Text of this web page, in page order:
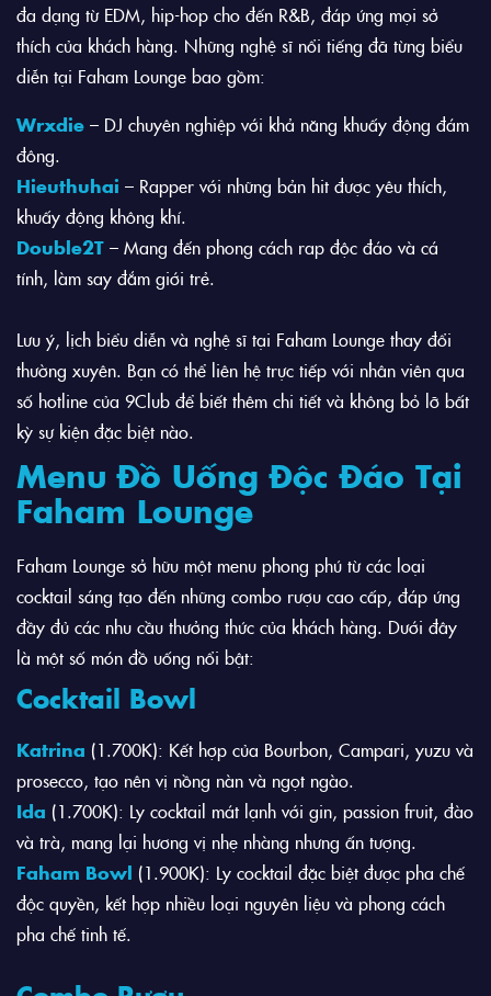
đa dạng từ EDM, hip-hop cho đến R&B, đáp ứng mọi sở
thích của khách hàng. Những nghệ sĩ nổi tiếng đã từng biểu
diễn tại Faham Lounge bao gồm:
Wrxdie – DJ chuyên nghiệp với khả năng khuấy động đám
đông.
Hieuthuhai – Rapper với những bản hit được yêu thích,
khuấy động không khí.
Double2T – Mang đến phong cách rap độc đáo và cá
tính, làm say đắm giới trẻ.
Lưu ý, lịch biểu diễn và nghệ sĩ tại Faham Lounge thay đổi
thường xuyên. Bạn có thể liên hệ trực tiếp với nhân viên qua
số hotline của 9Club để biết thêm chi tiết và không bỏ lỡ bất
kỳ sự kiện đặc biệt nào.
Menu Đồ Uống Độc Đáo Tại
Faham Lounge
Faham Lounge sở hữu một menu phong phú từ các loại
cocktail sáng tạo đến những combo rượu cao cấp, đáp ứng
đầy đủ các nhu cầu thưởng thức của khách hàng. Dưới đây
là một số món đồ uống nổi bật:
Cocktail Bowl
Katrina (1.700K): Kết hợp của Bourbon, Campari, yuzu và
prosecco, tạo nên vị nồng nàn và ngọt ngào.
Ida (1.700K): Ly cocktail mát lạnh với gin, passion fruit, đào
và trà, mang lại hương vị nhẹ nhàng nhưng ấn tượng.
Faham Bowl (1.900K): Ly cocktail đặc biệt được pha chế
độc quyền, kết hợp nhiều loại nguyên liệu và phong cách
pha chế tinh tế.